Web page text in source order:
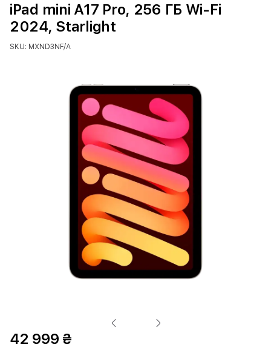
iPad mini A17 Pro, 256 ГБ Wi-Fi
2024, Starlight
SKU: MXND3NF/A
42 999 ₴